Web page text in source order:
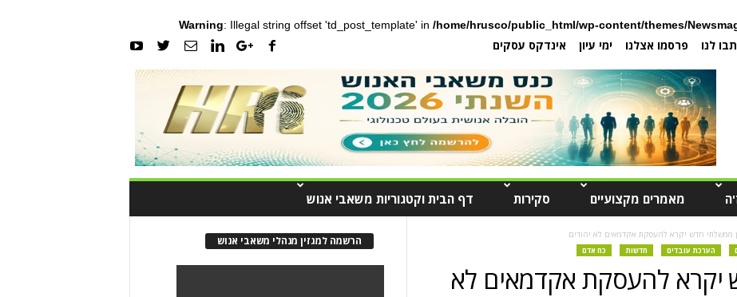
Warning: Illegal string offset 'td_post_template' in /home/hrusco/public_html/wp-content/themes/
לנו פרסמו אצלנו ימי עיון אינדקס עסקים
מאמרים מקצועיים סקירות דף הבית וקטגוריות משאבי אנוש
ממשלתי חדש יקרא להעסקת אקדמאים לא יהודים
הערכת עובדים חדשות כח אדם
יקרא להעסקת אקדמאים לא
הרשמה למגזין מנהלי משאבי אנוש